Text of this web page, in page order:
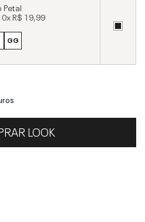
Petal
R$ 19,99
GG
LOOK